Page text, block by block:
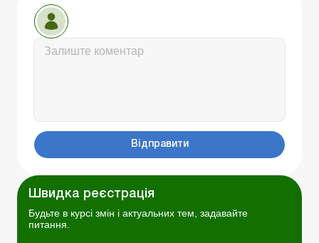
Відправити
Швидка реєстрація
Будьте в курсі змін і актуальних тем, задавайте
питання.